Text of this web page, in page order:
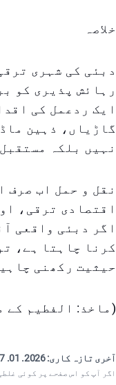
خلاصہ
دبئی کی شہری
رہائش پذیری کو
ایک ردعمل کی
گاڑیاں، ذہین
نہیں بلکہ
نقل و حمل اب صرف
اقتصادی ترقی،
اگر دبئی واقعی
کرنا چاہتا ہے،
حیثیت رکھنی
(ماخذ: الفطیم کے
آخری تازہ کاری:2026. 01. 17 15:31
اگر آپ کو اس صفحے پر کوئی